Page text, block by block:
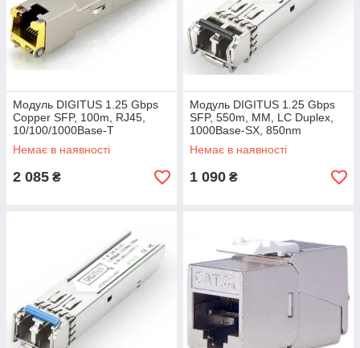
Модуль DIGITUS 1.25 Gbps
Copper SFP, 100m, RJ45,
10/100/1000Base-T
Немає в наявності
2 085 ₴
Модуль DIGITUS 1.25 Gbps
SFP, 550m, MM, LC Duplex,
1000Base-SX, 850nm
Немає в наявності
1 090 ₴